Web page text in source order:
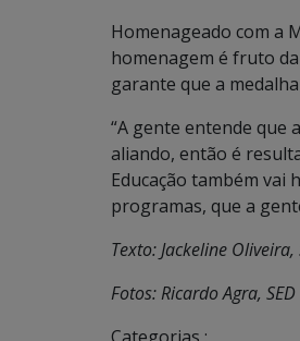
Homenageado com a
homenagem é fruto da
garante que a
“A gente entende que
aliando, então é
Educação também vai
programas, que a
Texto: Jackeline Oliveira,
Fotos: Ricardo Agra, SED